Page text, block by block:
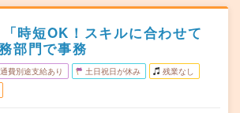
時短OK！スキルに合わせて
部門で事務
費別途支給あり 土日祝日が休み 残業なし